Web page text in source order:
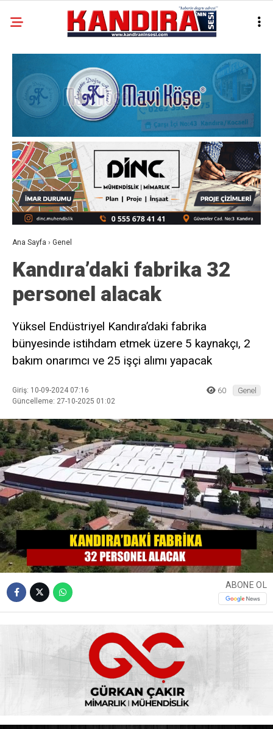
Ana Sayfa › Genel
Kandıra’daki fabrika 32
personel alacak
Yüksel Endüstriyel Kandıra’daki fabrika
bünyesinde istihdam etmek üzere 5 kaynakçı, 2
bakım onarımcı ve 25 işçi alımı yapacak
Giriş: 10-09-2024 07:16
Güncelleme: 27-10-2025 01:02
60 Genel
ABONE OL